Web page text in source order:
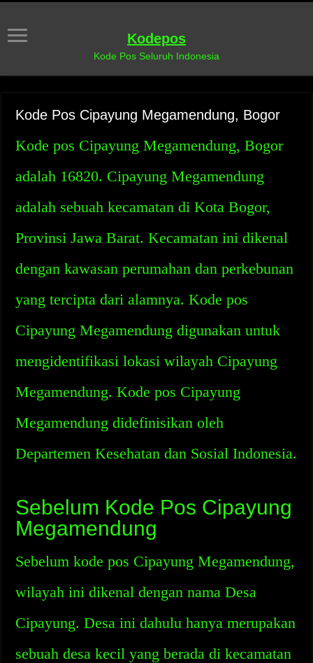
Kodepos
Kode Pos Seluruh Indonesia
Kode Pos Cipayung Megamendung, Bogor
Kode pos Cipayung Megamendung, Bogor
adalah 16820. Cipayung Megamendung
adalah sebuah kecamatan di Kota Bogor,
Provinsi Jawa Barat. Kecamatan ini dikenal
dengan kawasan perumahan dan perkebunan
yang tercipta dari alamnya. Kode pos
Cipayung Megamendung digunakan untuk
mengidentifikasi lokasi wilayah Cipayung
Megamendung. Kode pos Cipayung
Megamendung didefinisikan oleh
Departemen Kesehatan dan Sosial Indonesia.
Sebelum Kode Pos Cipayung
Megamendung
Sebelum kode pos Cipayung Megamendung,
wilayah ini dikenal dengan nama Desa
Cipayung. Desa ini dahulu hanya merupakan
sebuah desa kecil yang berada di kecamatan